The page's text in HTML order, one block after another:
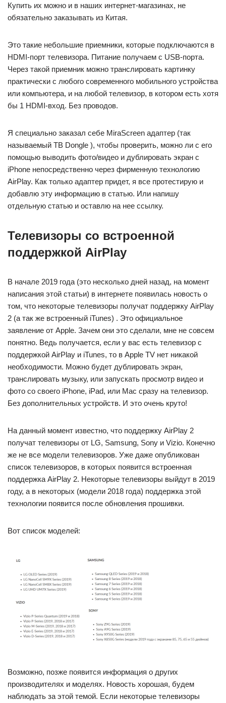
Купить их можно и в наших интернет-магазинах, не
обязательно заказывать из Китая.
Это такие небольшие приемники, которые подключаются в
HDMI-порт телевизора. Питание получаем с USB-порта.
Через такой приемник можно транслировать картинку
практически с любого современного мобильного устройства
или компьютера, и на любой телевизор, в котором есть хотя
бы 1 HDMI-вход. Без проводов.
Я специально заказал себе MiraScreen адаптер (так
называемый ТВ Dongle ), чтобы проверить, можно ли с его
помощью выводить фото/видео и дублировать экран с
iPhone непосредственно через фирменную технологию
AirPlay. Как только адаптер придет, я все протестирую и
добавлю эту информацию в статью. Или напишу
отдельную статью и оставлю на нее ссылку.
Телевизоры со встроенной
поддержкой AirPlay
В начале 2019 года (это несколько дней назад, на момент
написания этой статьи) в интернете появилась новость о
том, что некоторые телевизоры получат поддержку AirPlay
2 (а так же встроенный iTunes) . Это официальное
заявление от Apple. Зачем они это сделали, мне не совсем
понятно. Ведь получается, если у вас есть телевизор с
поддержкой AirPlay и iTunes, то в Apple TV нет никакой
необходимости. Можно будет дублировать экран,
транслировать музыку, или запускать просмотр видео и
фото со своего iPhone, iPad, или Mac сразу на телевизор.
Без дополнительных устройств. И это очень круто!
На данный момент известно, что поддержку AirPlay 2
получат телевизоры от LG, Samsung, Sony и Vizio. Конечно
же не все модели телевизоров. Уже даже опубликован
список телевизоров, в которых появится встроенная
поддержка AirPlay 2. Некоторые телевизоры выйдут в 2019
году, а в некоторых (модели 2018 года) поддержка этой
технологии появится после обновления прошивки.
Вот список моделей:
Возможно, позже появится информация о других
производителях и моделях. Новость хорошая, будем
наблюдать за этой темой. Если некоторые телевизоры